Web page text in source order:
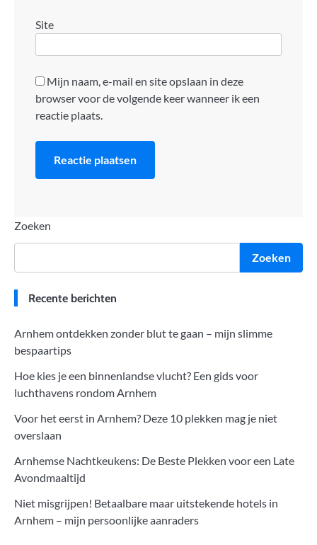
Site
Mijn naam, e-mail en site opslaan in deze
browser voor de volgende keer wanneer ik een
reactie plaats.
Zoeken
Zoeken
Recente berichten
Arnhem ontdekken zonder blut te gaan – mijn slimme
bespaartips
Hoe kies je een binnenlandse vlucht? Een gids voor
luchthavens rondom Arnhem
Voor het eerst in Arnhem? Deze 10 plekken mag je niet
overslaan
Arnhemse Nachtkeukens: De Beste Plekken voor een Late
Avondmaaltijd
Niet misgrijpen! Betaalbare maar uitstekende hotels in
Arnhem – mijn persoonlijke aanraders